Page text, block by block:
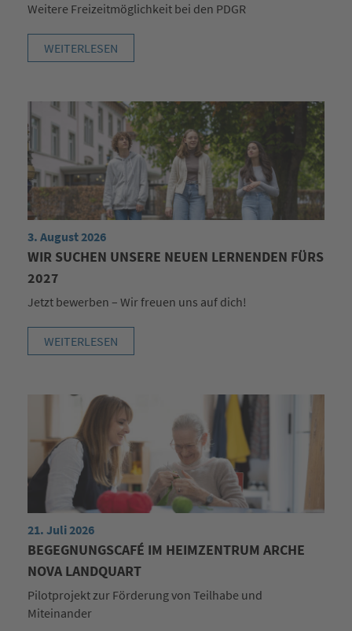
Weitere Freizeitmöglichkeit bei den PDGR
WEITERLESEN
3. August 2026
WIR SUCHEN UNSERE NEUEN LERNENDEN FÜRS
2027
Jetzt bewerben – Wir freuen uns auf dich!
WEITERLESEN
21. Juli 2026
BEGEGNUNGSCAFÉ IM HEIMZENTRUM ARCHE
NOVA LANDQUART
Pilotprojekt zur Förderung von Teilhabe und
Miteinander